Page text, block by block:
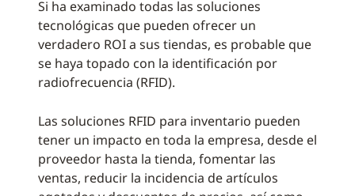
Si ha examinado todas las soluciones
tecnológicas que pueden ofrecer un
verdadero ROI a sus tiendas, es probable que
se haya topado con la identificación por
radiofrecuencia (RFID).
Las soluciones RFID para inventario pueden
tener un impacto en toda la empresa, desde el
proveedor hasta la tienda, fomentar las
ventas, reducir la incidencia de artículos